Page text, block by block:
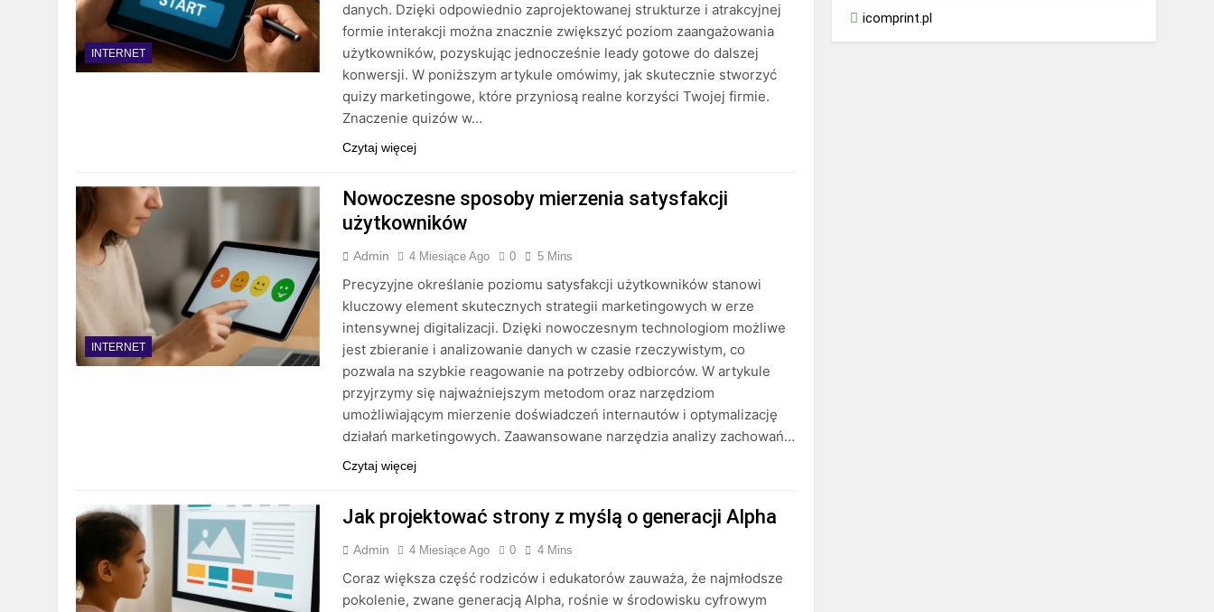
INTERNET
danych. Dzięki odpowiednio zaprojektowanej strukturze i atrakcyjnej
formie interakcji można znacznie zwiększyć poziom zaangażowania
użytkowników, pozyskując jednocześnie leady gotowe do dalszej
konwersji. W poniższym artykule omówimy, jak skutecznie stworzyć
quizy marketingowe, które przyniosą realne korzyści Twojej firmie.
Znaczenie quizów w…
Czytaj więcej
INTERNET
Nowoczesne sposoby mierzenia satysfakcji
użytkowników
Admin 4 Miesiące Ago 0 5 Mins
Precyzyjne określanie poziomu satysfakcji użytkowników stanowi
kluczowy element skutecznych strategii marketingowych w erze
intensywnej digitalizacji. Dzięki nowoczesnym technologiom możliwe
jest zbieranie i analizowanie danych w czasie rzeczywistym, co
pozwala na szybkie reagowanie na potrzeby odbiorców. W artykule
przyjrzymy się najważniejszym metodom oraz narzędziom
umożliwiającym mierzenie doświadczeń internautów i optymalizację
działań marketingowych. Zaawansowane narzędzia analizy zachowań…
Czytaj więcej
Jak projektować strony z myślą o generacji Alpha
Admin 4 Miesiące Ago 0 4 Mins
Coraz większa część rodziców i edukatorów zauważa, że najmłodsze
pokolenie, zwane generacją Alpha, rośnie w środowisku cyfrowym
icomprint.pl